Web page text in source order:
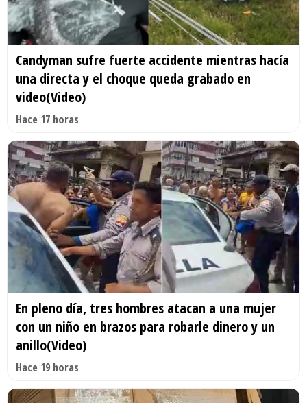
Candyman sufre fuerte accidente mientras hacía
una directa y el choque queda grabado en
video(Video)
Hace 17 horas
En pleno día, tres hombres atacan a una mujer
con un niño en brazos para robarle dinero y un
anillo(Video)
Hace 19 horas